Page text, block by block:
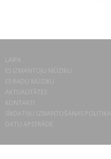
LAIPA
ES IZMANTOJU MŪZIKU
ES RADU MŪZIKU
AKTUALITĀTES
KONTAKTI
SĪKDATŅU IZMANTOŠANAS POLITIKA
DATU APSTRĀDE